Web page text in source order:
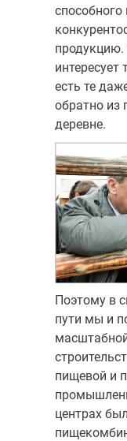
интересует
есть те
обратно из
деревне.
Поэтому в
пути мы и
пищевой и
центрах